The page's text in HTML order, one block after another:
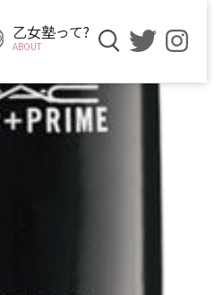
乙女塾って?
ABOUT